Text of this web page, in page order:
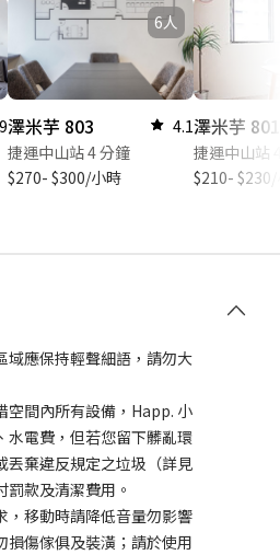
6人
澤米芋 803
4.1
捷運中山站 4 分鐘
$270- $300/小時
澤米芋 801
捷運中山站
$210-
域應保持輕聲細語，請勿大
空間內所有設備，Happ. 小
水電費，但若您留下髒亂環
丟棄違反規定之垃圾（詳見
款及清潔費用。
，移動時請降低音量勿影響
損傷傢俱及裝潢；請於使用